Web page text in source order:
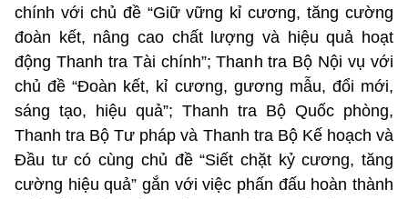
chính với chủ đề “Giữ vững kỉ cương, tăng cường
đoàn kết, nâng cao chất lượng và hiệu quả hoạt
động Thanh tra Tài chính”; Thanh tra Bộ Nội vụ với
chủ đề “Đoàn kết, kỉ cương, gương mẫu, đổi mới,
sáng tạo, hiệu quả”; Thanh tra Bộ Quốc phòng,
Thanh tra Bộ Tư pháp và Thanh tra Bộ Kế hoạch và
Đầu tư có cùng chủ đề “Siết chặt kỷ cương, tăng
cường hiệu quả” gắn với việc phấn đấu hoàn thành